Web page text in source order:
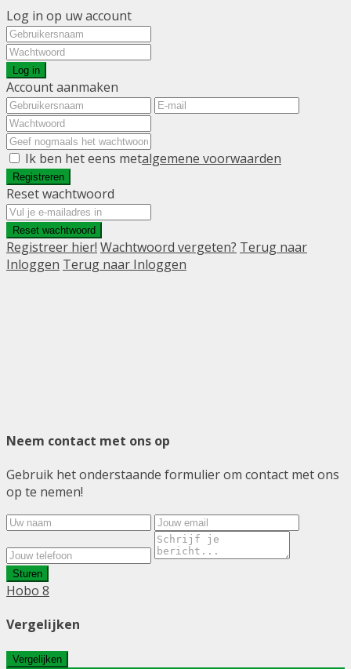
Log in op uw account
Log in
Account aanmaken
Ik ben het eens metalgemene voorwaarden
Registreren
Reset wachtwoord
Reset wachtwoord
Registreer hier! Wachtwoord vergeten? Terug naar
Inloggen Terug naar Inloggen
Neem contact met ons op
Gebruik het onderstaande formulier om contact met ons
op te nemen!
Sturen
Hobo 8
Vergelijken
Vergelijken